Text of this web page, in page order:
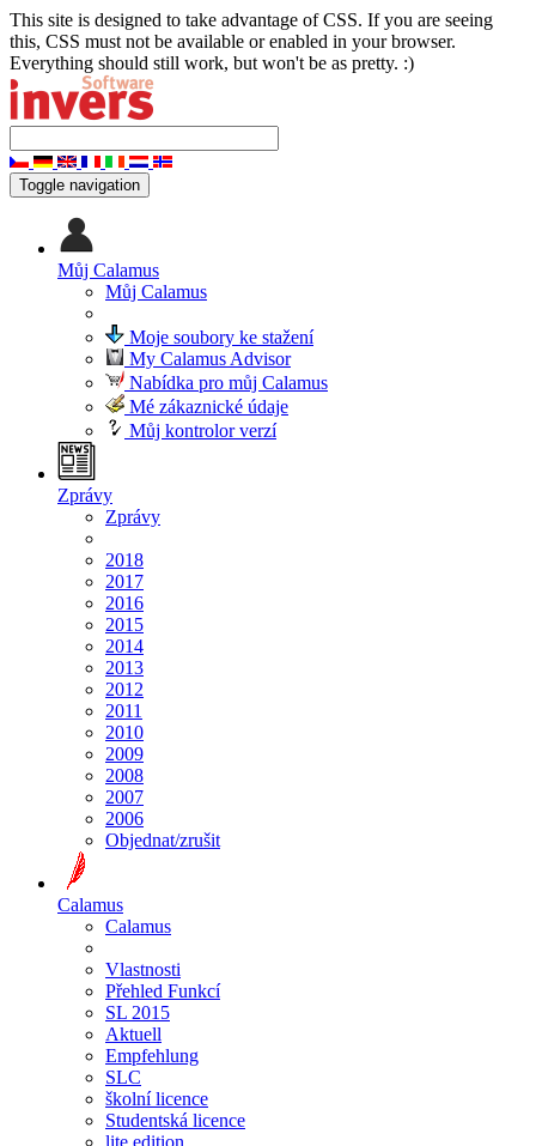
This site is designed to take advantage of CSS. If you are seeing
this, CSS must not be available or enabled in your browser.
Everything should still work, but won't be as pretty. :)
Toggle navigation
Můj Calamus
Můj Calamus
Moje soubory ke stažení
My Calamus Advisor
Nabídka pro můj Calamus
Mé zákaznické údaje
Můj kontrolor verzí
Zprávy
Zprávy
2018
2017
2016
2015
2014
2013
2012
2011
2010
2009
2008
2007
2006
Objednat/zrušit
Calamus
Calamus
Vlastnosti
Přehled Funkcí
SL 2015
Aktuell
Empfehlung
SLC
školní licence
Studentská licence
lite edition